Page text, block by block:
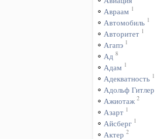
Авраам 1
Автомобиль 1
Авторитет 1
Агапэ 1
Ад 8
Адам 1
Адекватность 1
Адольф Гитлер
Ажиотаж 2
Азарт 1
Айсберг 1
Актер 2